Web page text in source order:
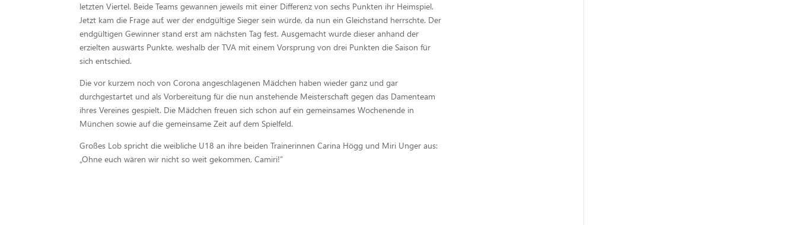
letzten Viertel. Beide Teams gewannen jeweils mit einer Differenz von sechs Punkten ihr Heimspiel.
Jetzt kam die Frage auf, wer der endgültige Sieger sein würde, da nun ein Gleichstand herrschte. Der
endgültigen Gewinner stand erst am nächsten Tag fest. Ausgemacht wurde dieser anhand der
erzielten auswärts Punkte, weshalb der TVA mit einem Vorsprung von drei Punkten die Saison für
sich entschied.
Die vor kurzem noch von Corona angeschlagenen Mädchen haben wieder ganz und gar
durchgestartet und als Vorbereitung für die nun anstehende Meisterschaft gegen das Damenteam
ihres Vereines gespielt. Die Mädchen freuen sich schon auf ein gemeinsames Wochenende in
München sowie auf die gemeinsame Zeit auf dem Spielfeld.
Großes Lob spricht die weibliche U18 an ihre beiden Trainerinnen Carina Högg und Miri Unger aus:
„Ohne euch wären wir nicht so weit gekommen, Camiri!”